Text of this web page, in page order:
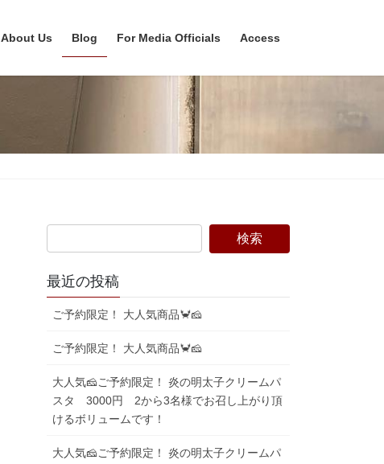
About Us Blog For Media Officials Access
最近の投稿
ご予約限定！ 大人気商品🦀🧀
ご予約限定！ 大人気商品🦀🧀
大人気🧀ご予約限定！ 炎の明太子クリームパ
スタ 3000円 2から3名様でお召し上がり頂
けるボリュームです！
大人気🧀ご予約限定！ 炎の明太子クリームパ